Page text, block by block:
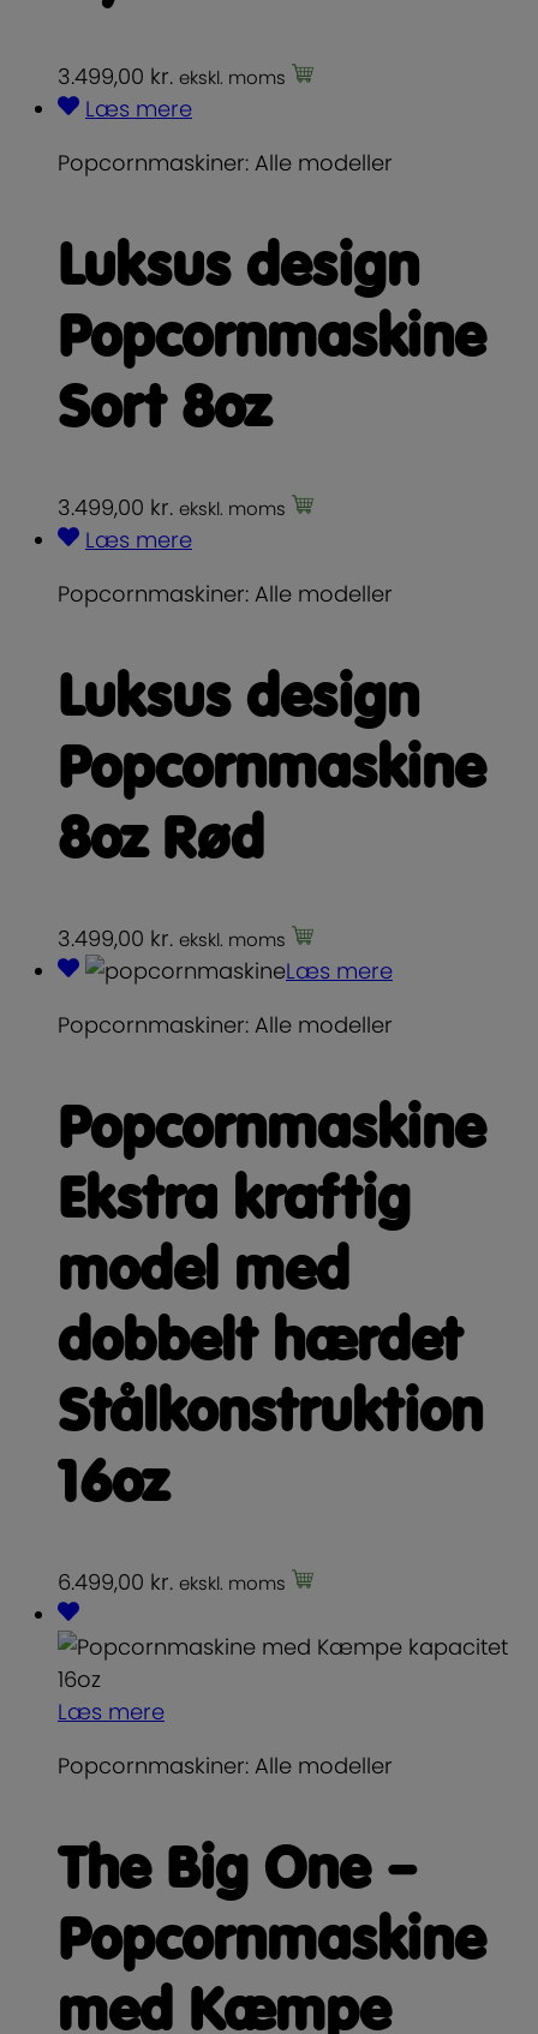
3.499,00 kr. ekskl. moms
Læs mere
Popcornmaskiner: Alle modeller
Luksus design
Popcornmaskine
Sort 8oz
3.499,00 kr. ekskl. moms
Læs mere
Popcornmaskiner: Alle modeller
Luksus design
Popcornmaskine
8oz Rød
3.499,00 kr. ekskl. moms
Læs mere
Popcornmaskiner: Alle modeller
Popcornmaskine
Ekstra kraftig
model med
dobbelt hærdet
Stålkonstruktion
16oz
6.499,00 kr. ekskl. moms
Læs mere
Popcornmaskiner: Alle modeller
The Big One –
Popcornmaskine
med Kæmpe